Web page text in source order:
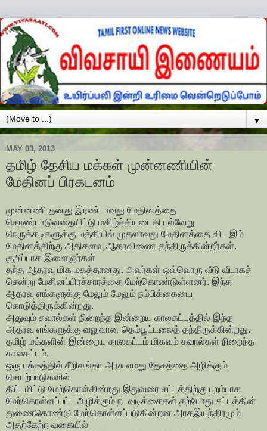
▼
MAY 03, 2013
தமிழ் தேசிய மக்கள் முன்னணியின்
மேதினப் பிரகடனம்
முன்னணி தனது இரண்டாவது மேதினத்தை
கொண்டாடுவதையிட்டு மகிழ்ச்சியடைகி பல்வேறு
நெருக்கடிகளுக்கு மத்தியில் முதலாவது மேதினத்தை விட இம்
மேதினத்திற்கு அதிகளவு ஆதரவிணை தந்திருக்கின்றீர்கள்.
குறிப்பாக இளைஞர்கள்
தந்த ஆதரவு மிக மகத்தானது. அவர்கள் ஒவ்வொரு வீடு வீடாகச்
சென்று மேதினப்பிரச்சாரத்தை மேற்கொண்டுள்ளனர். இந்த
ஆதரவு எங்களுக்கு மேலும் மேலும் நம்பிக்கையை
கொடுத்திருக்கின்றது.
அதுவும் சவால்கள் நிறைந்த இன்றைய காலகட்டத்தில் இந்த
ஆதரவு எங்களுக்கு வலுவான தெம்பூட்டலைத் தந்திருக்கின்றது.
தமிழ் மக்களின் இன்றைய காலகட்டம் மிகவும் சவால்கள் நிறைந்த
காலகட்டம்.
ஒரு பக்கத்தில் சீறிலங்கா அரசு எமது தேசத்தை அழிக்கும்
செயற்பாடுகளில்
திட்டமிட்டு மேற்கொள்கின்றது.இதுவரை சட்டத்திற்கு புறம்பாக
மேற்கொள்ளப்பட்ட அழிக்கும் நடவடிக்கைகள் தற்போது சட்டத்தின்
துணைகொண்டு மேற்கொள்ளப்படுகின்றன அரசஇயந்திரமும்
அதற்கேற்ற வகையில்